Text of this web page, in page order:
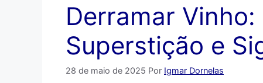
Derramar
Superstição e
28 de maio de 2025 Por Igmar Dornelas